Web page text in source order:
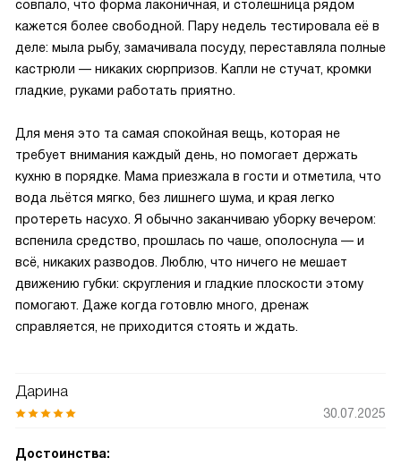
совпало, что форма лаконичная, и столешница рядом
кажется более свободной. Пару недель тестировала её в
деле: мыла рыбу, замачивала посуду, переставляла полные
кастрюли — никаких сюрпризов. Капли не стучат, кромки
гладкие, руками работать приятно.
Для меня это та самая спокойная вещь, которая не
требует внимания каждый день, но помогает держать
кухню в порядке. Мама приезжала в гости и отметила, что
вода льётся мягко, без лишнего шума, и края легко
протереть насухо. Я обычно заканчиваю уборку вечером:
вспенила средство, прошлась по чаше, ополоснула — и
всё, никаких разводов. Люблю, что ничего не мешает
движению губки: скругления и гладкие плоскости этому
помогают. Даже когда готовлю много, дренаж
справляется, не приходится стоять и ждать.
Дарина
30.07.2025
Достоинства: